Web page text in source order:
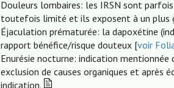
Douleurs lombaires: les IRSN sont
toutefois limité et ils exposent à un plus
Éjaculation prématurée: la dapoxétine
rapport bénéfice/risque douteux [voir
Enurésie nocturne: indication
exclusion de causes organiques et après
indication.